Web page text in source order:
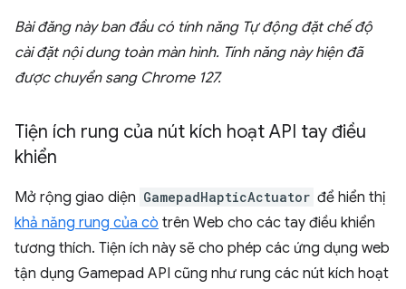
Bài đăng này ban đầu có tính năng Tự động đặt chế độ
cài đặt nội dung toàn màn hình. Tính năng này hiện đã
được chuyển sang Chrome 127.
Tiện ích rung của nút kích hoạt API tay điều
khiển
Mở rộng giao diện GamepadHapticActuator để hiển thị
khả năng rung của cò trên Web cho các tay điều khiển
tương thích. Tiện ích này sẽ cho phép các ứng dụng web
tận dụng Gamepad API cũng như rung các nút kích hoạt